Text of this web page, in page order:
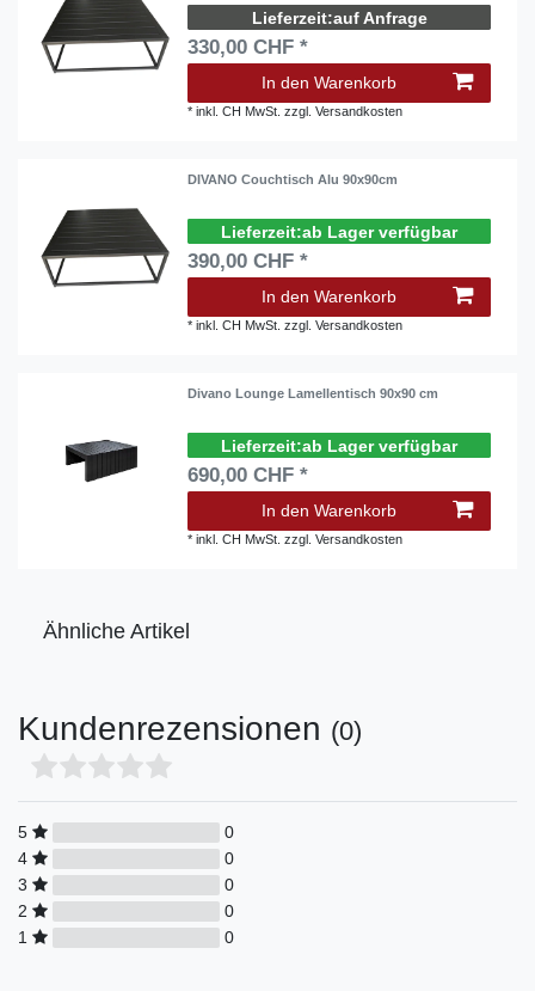
auf Anfrage
330,00 CHF *
In den Warenkorb
*inkl. CH MwSt. zzgl.Versandkosten
DIVANO Couchtisch Alu 90x90cm
ab Lager verfügbar
390,00 CHF *
In den Warenkorb
*inkl. CH MwSt. zzgl.Versandkosten
Divano Lounge Lamellentisch 90x90 cm
ab Lager verfügbar
690,00 CHF *
In den Warenkorb
*inkl. CH MwSt. zzgl.Versandkosten
Ähnliche Artikel
Kundenrezensionen (0)
5
0
4
0
3
0
2
0
1
0